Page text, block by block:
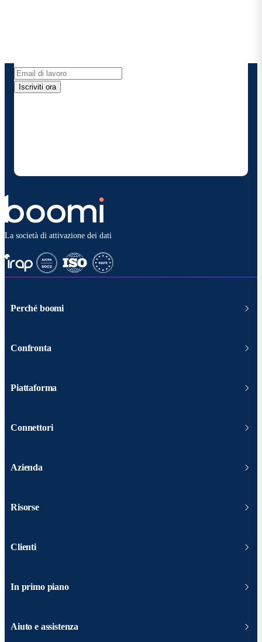
Iscriviti ora
La società di attivazione dei dati
Perché boomi
Confronta
Piattaforma
Connettori
Azienda
Risorse
Clienti
In primo piano
Aiuto e assistenza